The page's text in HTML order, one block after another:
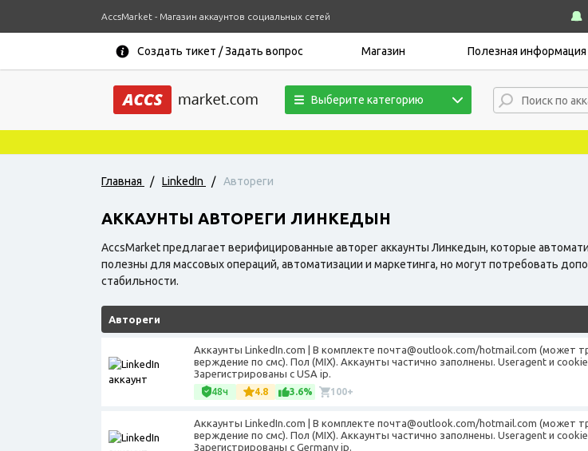
AccsMarket - Магазин аккаунтов социальных сетей
Создать тикет / Задать вопрос Магазин Полезная информация
Выберите категорию
Главная / LinkedIn / Автореги
АККАУНТЫ АВТОРЕГИ ЛИНКЕДЫН
AccsMarket предлагает верифицированные авторег аккаунты Линкедын, которые
полезны для массовых операций, автоматизации и маркетинга, но могут потребовать
стабильности.
Автореги
Аккаунты LinkedIn.com | В комплекте почта@outlook.com/hotmail.com (может
верждение по смс). Пол (MIX). Аккаунты частично заполнены. Useragent и
Зарегистрированы с USA ip.
48ч 4.8 3.6% 100+
Аккаунты LinkedIn.com | В комплекте почта@outlook.com/hotmail.com (может
верждение по смс). Пол (MIX). Аккаунты частично заполнены. Useragent и
Зарегистрированы с Germany ip.